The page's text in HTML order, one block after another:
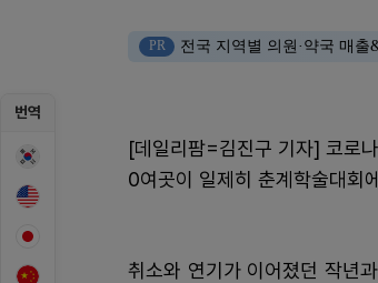
번역
PR 전국 지역별 의원·약국 매
[데일리팜=김진구 기자] 코로
0여곳이 일제히 춘계학술대회
취소와 연기가 이어졌던 작년